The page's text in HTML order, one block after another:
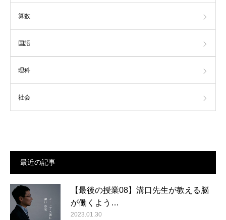
算数
国語
理科
社会
最近の記事
【最後の授業08】溝口先生が教える脳
が働くよう…
2023.01.30